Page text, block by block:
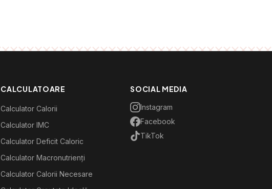
CALCULATOARE
Calculator Calorii
Calculator IMC
Calculator Deficit Caloric
Calculator Macronutrienți
Calculator Calorii Necesare
SOCIAL MEDIA
Instagram
Facebook
TikTok